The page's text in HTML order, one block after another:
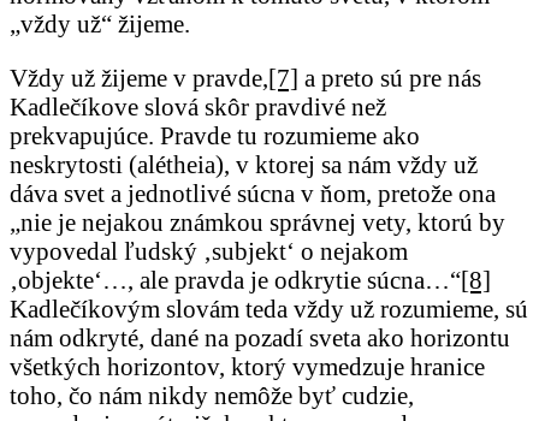
„vždy už“ žijeme.
Vždy už žijeme v pravde,[7] a preto sú pre nás
Kadlečíkove slová skôr pravdivé než
prekvapujúce. Pravde tu rozumieme ako
neskrytosti (alétheia), v ktorej sa nám vždy už
dáva svet a jednotlivé súcna v ňom, pretože ona
„nie je nejakou známkou správnej vety, ktorú by
vypovedal ľudský ‚subjekt‘ o nejakom
‚objekte‘…, ale pravda je odkrytie súcna…“[8]
Kadlečíkovým slovám teda vždy už rozumieme, sú
nám odkryté, dané na pozadí sveta ako horizontu
všetkých horizontov, ktorý vymedzuje hranice
toho, čo nám nikdy nemôže byť cudzie,